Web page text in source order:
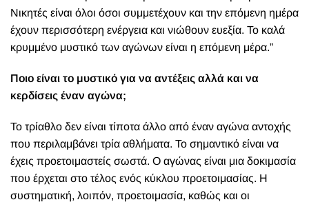
Νικητές είναι όλοι όσοι συμμετέχουν και την επόμενη ημέρα
έχουν περισσότερη ενέργεια και νιώθουν ευεξία. Το καλά
κρυμμένο μυστικό των αγώνων είναι η επόμενη μέρα.”
Ποιο είναι το μυστικό για να αντέξεις αλλά και να
κερδίσεις έναν αγώνα;
Το τρίαθλο δεν είναι τίποτα άλλο από έναν αγώνα αντοχής
που περιλαμβάνει τρία αθλήματα. Το σημαντικό είναι να
έχεις προετοιμαστείς σωστά. Ο αγώνας είναι μια δοκιμασία
που έρχεται στο τέλος ενός κύκλου προετοιμασίας. Η
συστηματική, λοιπόν, προετοιμασία, καθώς και οι